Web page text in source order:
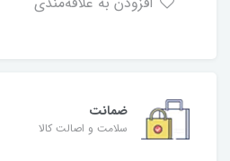
ضمانت
سلامت و اصالت کالا